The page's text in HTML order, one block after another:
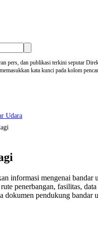
pers, dan publikasi terkini seputar
kata kunci pada kolom
Udara
informasi mengenai bandar
penerbangan, fasilitas,
dokumen pendukung bandar